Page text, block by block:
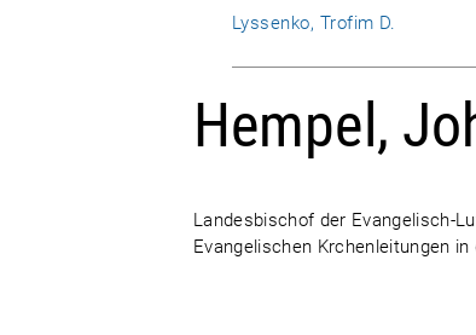
Lyssenko, Trofim D.
Hempel,
Landesbischof der Evangelisch-
Evangelischen Krchenleitungen in